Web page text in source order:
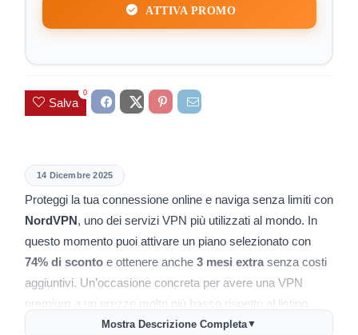
ATTIVA PROMO
Salva
0
14 Dicembre 2025
Proteggi la tua connessione online e naviga senza limiti con
NordVPN, uno dei servizi VPN più utilizzati al mondo. In
questo momento puoi attivare un piano selezionato con
74% di sconto e ottenere anche 3 mesi extra senza costi
aggiuntivi. Un’occasione concreta per avere una VPN
premium a un prezzo molto più basso rispetto al listino
Mostra Descrizione Completa▼